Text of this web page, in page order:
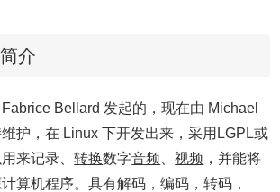
介
Bellard 发起的，现在由 Michael
护，在 Linux 下开发出来，采用LGPL或
来记录、转换数字音频 、视频 ，并能将
算机程序。具有解码，编码，转码，